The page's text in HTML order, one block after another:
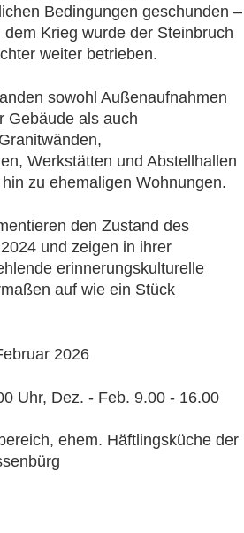
Bedingungen geschunden –
Krieg wurde der Steinbruch
weiter betrieben.
sowohl Außenaufnahmen
Gebäude als auch
Werkstätten und Abstellhallen
zu ehemaligen Wohnungen.
den Zustand des
und zeigen in ihrer
erinnerungskulturelle
auf wie ein Stück
2026
Uhr, Dez. - Feb. 9.00 - 16.00
ehem. Häftlingsküche der